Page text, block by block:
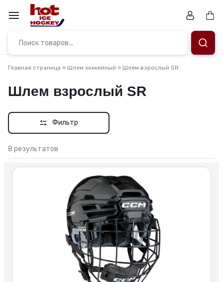
Перейти
Магазин.
Заточка
коньков,
ремонт,
подбор
снаряжения
подарочные
сертификаты.
Доставка
Главная страница » Шлем хоккейный » Шлем взрослый SR
Шлем взрослый SR
Фильтр
8 результатов